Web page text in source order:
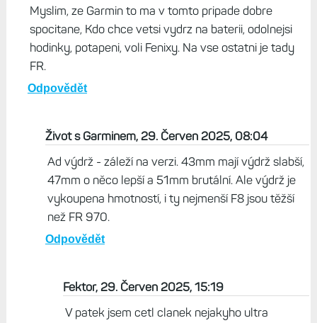
Myslim, ze Garmin to ma v tomto pripade dobre
spocitane, Kdo chce vetsi vydrz na baterii, odolnejsi
hodinky, potapeni, voli Fenixy. Na vse ostatni je tady
FR.
Odpovědět
Život s Garminem, 29. Červen 2025, 08:04
Ad výdrž - záleží na verzi. 43mm mají výdrž slabší,
47mm o něco lepší a 51mm brutální. Ale výdrž je
vykoupena hmotností, i ty nejmenší F8 jsou těžší
než FR 970.
Odpovědět
Fektor, 29. Červen 2025, 15:19
V patek jsem cetl clanek nejakyho ultra